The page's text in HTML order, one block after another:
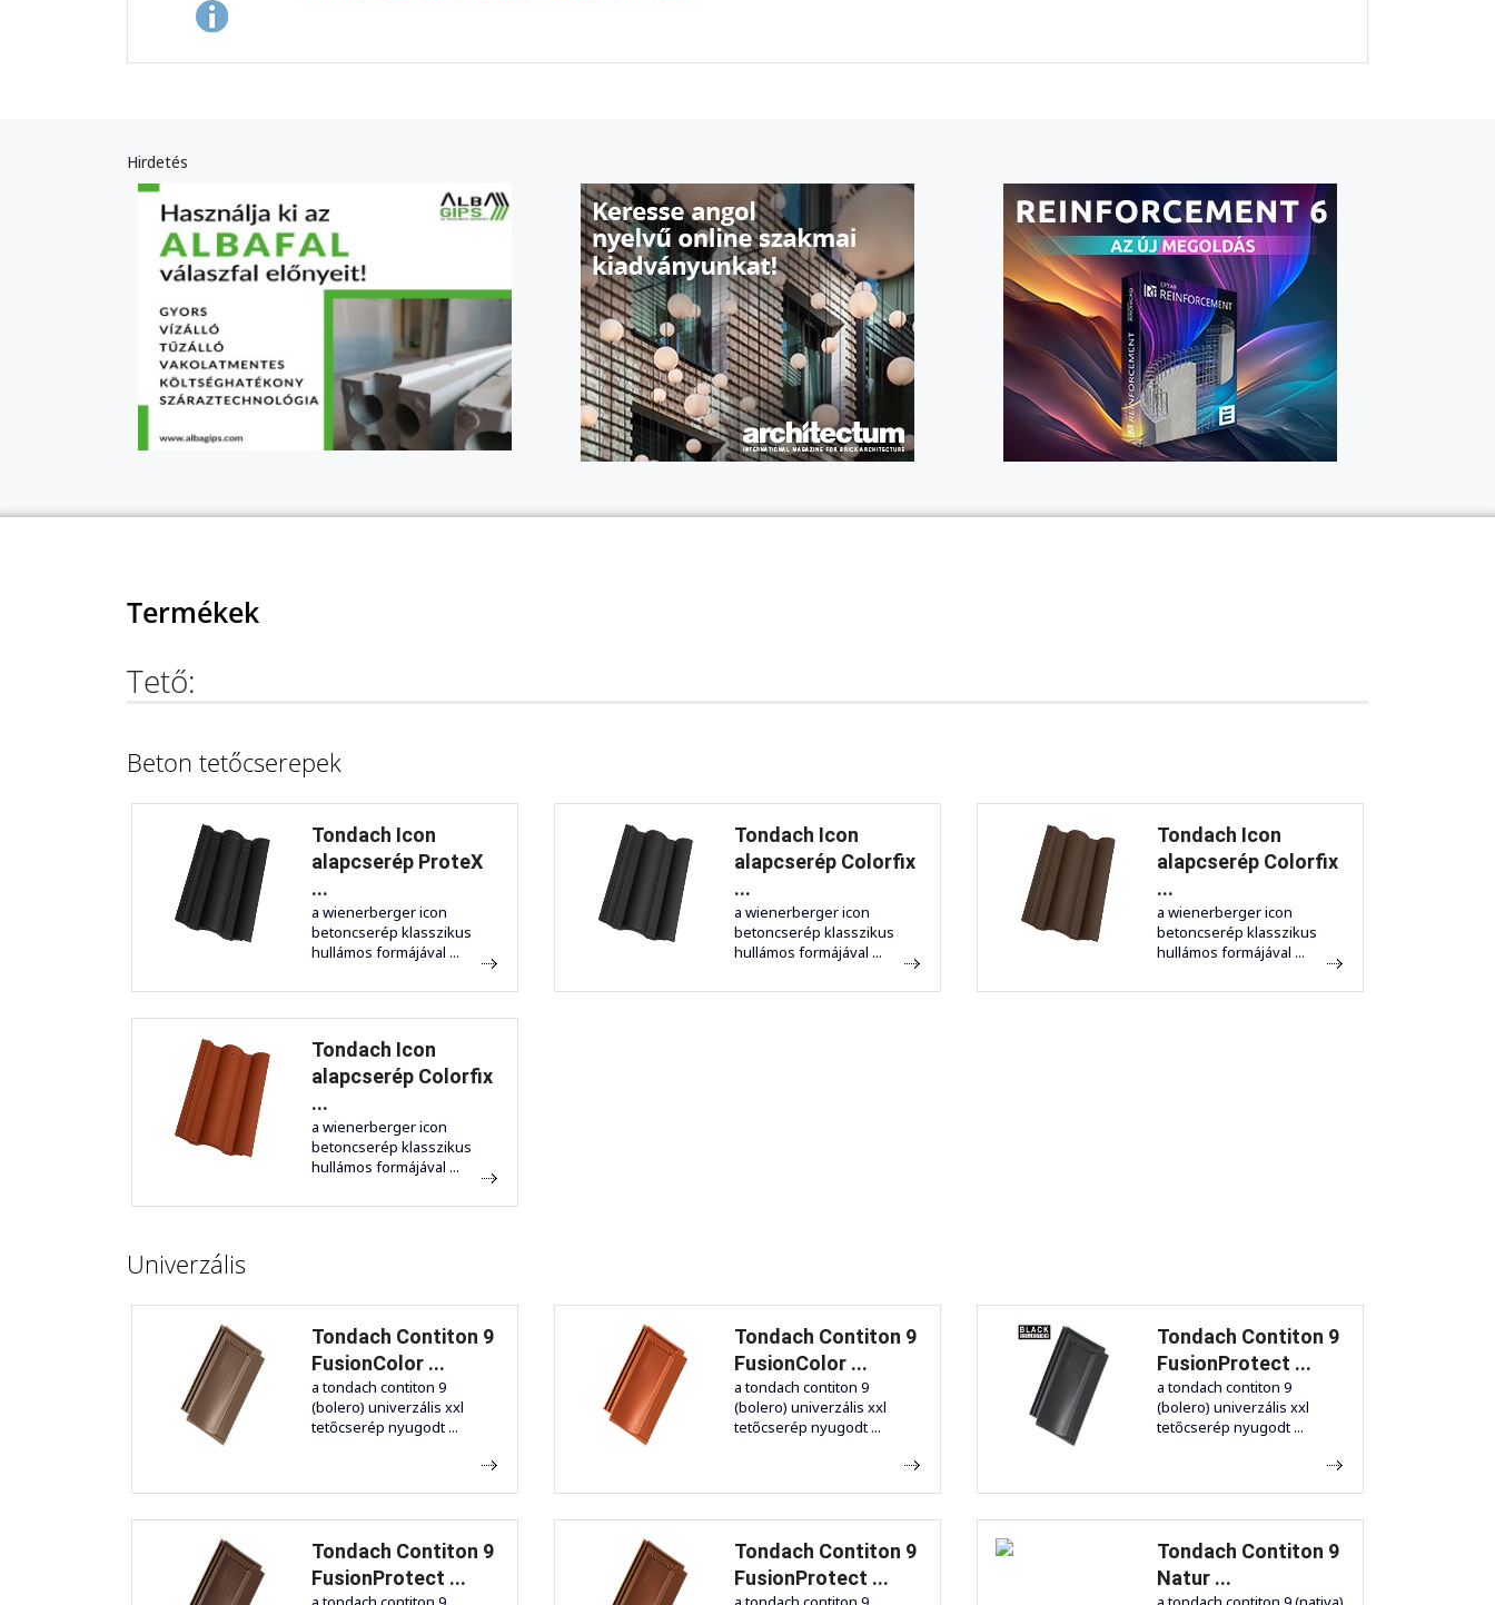
Hirdetés
Termékek
Tető:
Beton tetőcserepek
Tondach Icon
alapcserép ProteX
...
a wienerberger icon
betoncserép klasszikus
hullámos formájával ...
Tondach Icon
alapcserép Colorfix
...
a wienerberger icon
betoncserép klasszikus
hullámos formájával ...
Tondach Icon
alapcserép Colorfix
...
a wienerberger icon
betoncserép klasszikus
hullámos formájával ...
Tondach Icon
alapcserép Colorfix
...
a wienerberger icon
betoncserép klasszikus
hullámos formájával ...
Univerzális
Tondach Contiton 9
FusionColor ...
a tondach contiton 9
(bolero) univerzális xxl
tetőcserép nyugodt ...
Tondach Contiton 9
FusionColor ...
a tondach contiton 9
(bolero) univerzális xxl
tetőcserép nyugodt ...
Tondach Contiton 9
FusionProtect ...
a tondach contiton 9
(bolero) univerzális xxl
tetőcserép nyugodt ...
Tondach Contiton 9
FusionProtect ...
Tondach Contiton 9
FusionProtect ...
Tondach Contiton 9
Natur ...